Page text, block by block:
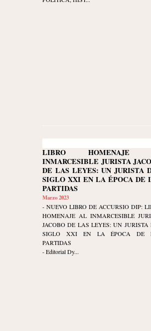
LIBRO HOMENAJE
INMARCESIBLE JURISTA
DE LAS LEYES: UN JURISTA
SIGLO XXI EN LA ÉPOCA DE
PARTIDAS
Marzo 2023
- NUEVO LIBRO DE ACCURSIO DIP:
HOMENAJE AL INMARCESIBLE
JACOBO DE LAS LEYES: UN JURISTA
SIGLO XXI EN LA ÉPOCA DE
PARTIDAS
- Editorial Dy...